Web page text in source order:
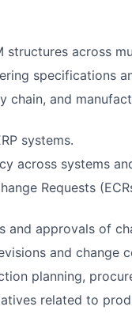
structures across
specifications
chain, and
systems.
across systems
Requests
and approvals of
and change
planning,
related to